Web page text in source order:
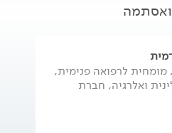
ואסתמה
לרפואה פנימית,
ואלרגיה, חברת